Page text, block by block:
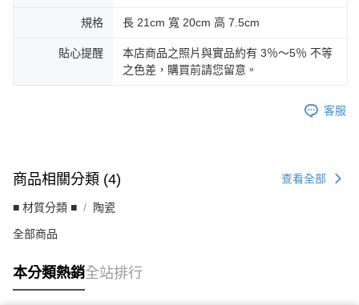
規格 長 21cm 寬 20cm 高 7.5cm
貼心提醒
本店商品之照片與實品約有 3％～5％ 不等
之色差，購買前請您留意。
客服
商品相關分類 (4) 查看全部
■ 材質分類 ■ 陶瓷
全部商品
本分類熱銷全站排行